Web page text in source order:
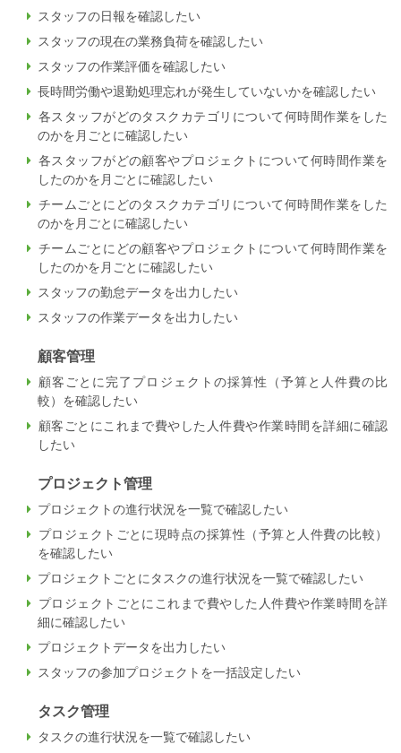
スタッフの日報を確認したい
スタッフの現在の業務負荷を確認したい
スタッフの作業評価を確認したい
長時間労働や退勤処理忘れが発生していないかを確認したい
各スタッフがどのタスクカテゴリについて何時間作業をした
のかを月ごとに確認したい
各スタッフがどの顧客やプロジェクトについて何時間作業を
したのかを月ごとに確認したい
チームごとにどのタスクカテゴリについて何時間作業をした
のかを月ごとに確認したい
チームごとにどの顧客やプロジェクトについて何時間作業を
したのかを月ごとに確認したい
スタッフの勤怠データを出力したい
スタッフの作業データを出力したい
顧客管理
顧客ごとに完了プロジェクトの採算性（予算と人件費の比
較）を確認したい
顧客ごとにこれまで費やした人件費や作業時間を詳細に確認
したい
プロジェクト管理
プロジェクトの進行状況を一覧で確認したい
プロジェクトごとに現時点の採算性（予算と人件費の比較）
を確認したい
プロジェクトごとにタスクの進行状況を一覧で確認したい
プロジェクトごとにこれまで費やした人件費や作業時間を詳
細に確認したい
プロジェクトデータを出力したい
スタッフの参加プロジェクトを一括設定したい
タスク管理
タスクの進行状況を一覧で確認したい